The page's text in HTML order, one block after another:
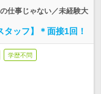
仕事じゃない／未経験大
ッフ】＊面接1回！
学歴不問